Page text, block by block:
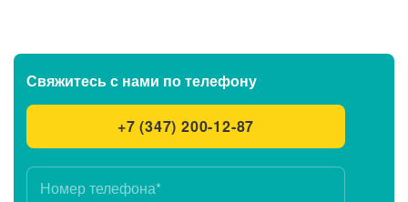
Свяжитесь с нами по телефону
+7 (347) 200-12-87